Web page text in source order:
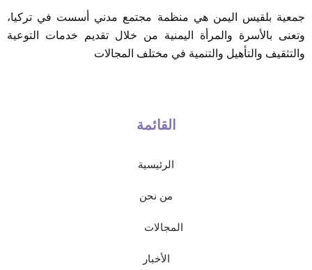
جمعية بلقيس اليمن هي منظمة مجتمع مدني أسست في تركيا،
وتعنى بالأسرة والمرأة اليمنية من خلال تقديم خدمات التوعية
والتثقيف والتأهيل والتنمية في مختلف المجالات
القائمة
الرئيسية
من نحن
المجالات
الأخبار